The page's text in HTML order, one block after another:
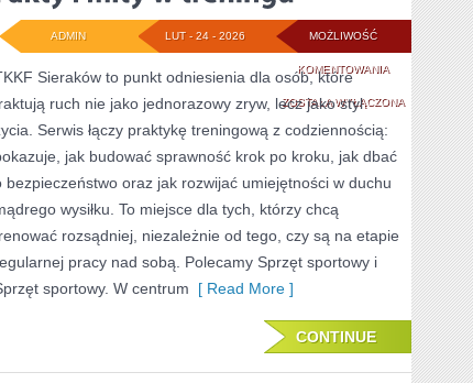
MOŻLIWOŚĆ
KOMENTOWANIAFAKTY
I
MITY
TRENINGU
ZOSTAŁA WYŁĄCZONA
LUT - 24 - 2026
ADMIN
Sieraków to punkt odniesienia dla osób, które
ruch nie jako jednorazowy zryw, lecz jako styl
Serwis łączy praktykę treningową z codziennością:
jak budować sprawność krok po kroku, jak dbać
bezpieczeństwo oraz jak rozwijać umiejętności w duchu
wysiłku. To miejsce dla tych, którzy chcą
rozsądniej, niezależnie od tego, czy są na etapie
pracy nad sobą. Polecamy Sprzęt sportowy i
sportowy. W centrum [ Read More ]
CONTINUE